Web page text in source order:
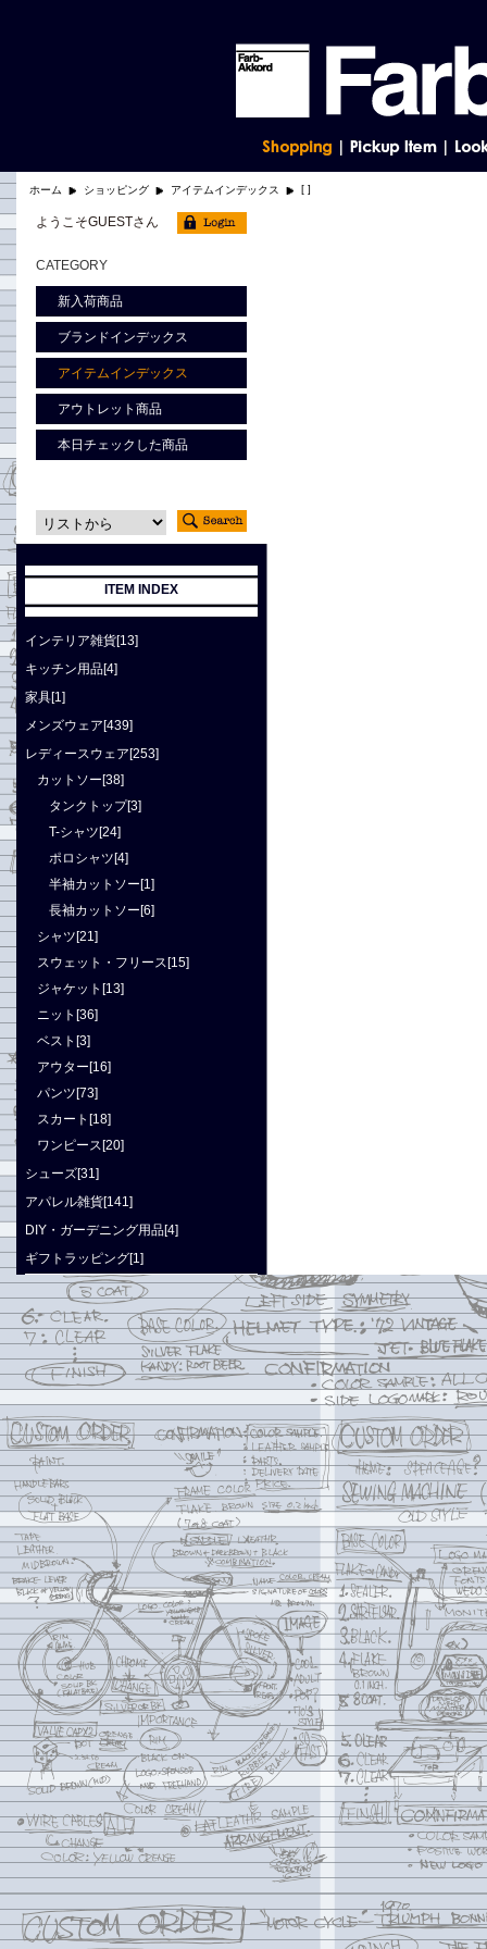
ホーム ショッピング アイテムインデックス [ ]
ようこそGUESTさん
CATEGORY
新入荷商品
ブランドインデックス
アイテムインデックス
アウトレット商品
本日チェックした商品
ITEM INDEX
インテリア雑貨[13]
キッチン用品[4]
家具[1]
メンズウェア[439]
レディースウェア[253]
カットソー[38]
タンクトップ[3]
T-シャツ[24]
ポロシャツ[4]
半袖カットソー[1]
長袖カットソー[6]
シャツ[21]
スウェット・フリース[15]
ジャケット[13]
ニット[36]
ベスト[3]
アウター[16]
パンツ[73]
スカート[18]
ワンピース[20]
シューズ[31]
アパレル雑貨[141]
DIY・ガーデニング用品[4]
ギフトラッピング[1]